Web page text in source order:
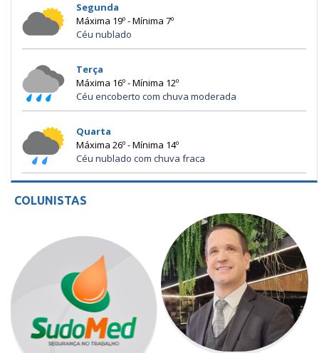
Segunda
Máxima 19º - Mínima 7º
Céu nublado
Terça
Máxima 16º - Mínima 12º
Céu encoberto com chuva moderada
Quarta
Máxima 26º - Mínima 14º
Céu nublado com chuva fraca
COLUNISTAS